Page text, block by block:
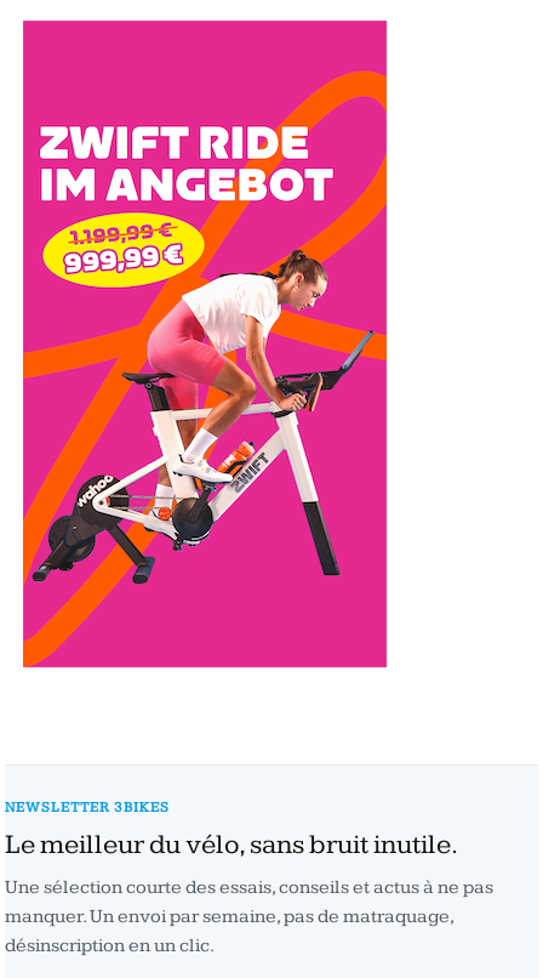
NEWSLETTER 3BIKES
Le meilleur du vélo, sans bruit inutile.
Une sélection courte des essais, conseils et actus à ne pas
manquer. Un envoi par semaine, pas de matraquage,
désinscription en un clic.